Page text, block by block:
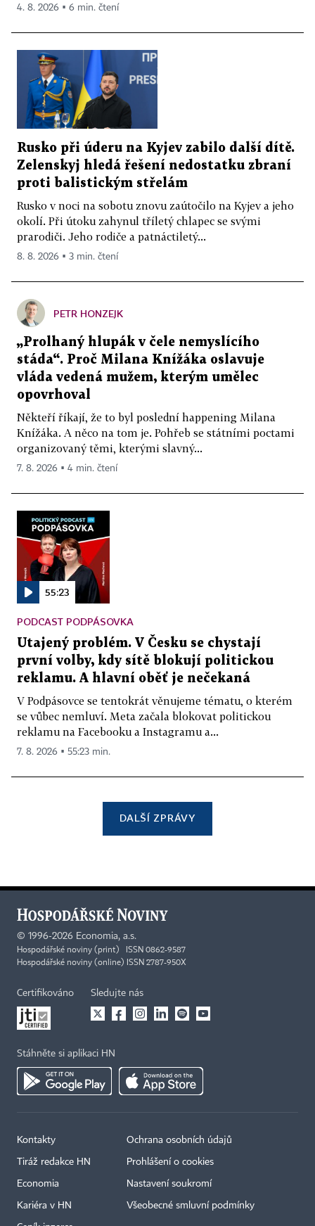
4. 8. 2026 ▪ 6 min. čtení
Rusko při úderu na Kyjev zabilo další dítě.
Zelenskyj hledá řešení nedostatku zbraní
proti balistickým střelám
Rusko v noci na sobotu znovu zaútočilo na Kyjev a jeho
okolí. Při útoku zahynul tříletý chlapec se svými
prarodiči. Jeho rodiče a patnáctiletý...
8. 8. 2026 ▪ 3 min. čtení
PETR HONZEJK
„Prolhaný hlupák v čele nemyslícího
stáda“. Proč Milana Knížáka oslavuje
vláda vedená mužem, kterým umělec
opovrhoval
Někteří říkají, že to byl poslední happening Milana
Knížáka. A něco na tom je. Pohřeb se státními poctami
organizovaný těmi, kterými slavný...
7. 8. 2026 ▪ 4 min. čtení
55:23
PODCAST PODPÁSOVKA
Utajený problém. V Česku se chystají
první volby, kdy sítě blokují politickou
reklamu. A hlavní oběť je nečekaná
V Podpásovce se tentokrát věnujeme tématu, o kterém
se vůbec nemluví. Meta začala blokovat politickou
reklamu na Facebooku a Instagramu a...
7. 8. 2026 ▪ 55:23 min.
DALŠÍ ZPRÁVY
© 1996-2026 Economia, a.s.
Hospodářské noviny (print) ISSN 0862-9587
Hospodářské noviny (online) ISSN 2787-950X
Certifikováno Sledujte nás
Stáhněte si aplikaci HN
Kontakty
Tiráž redakce HN
Economia
Kariéra v HN
Ochrana osobních údajů
Prohlášení o cookies
Nastavení soukromí
Všeobecné smluvní podmínky